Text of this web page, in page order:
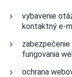
vybavenie
kontaktný e-
fungovania
ochrana